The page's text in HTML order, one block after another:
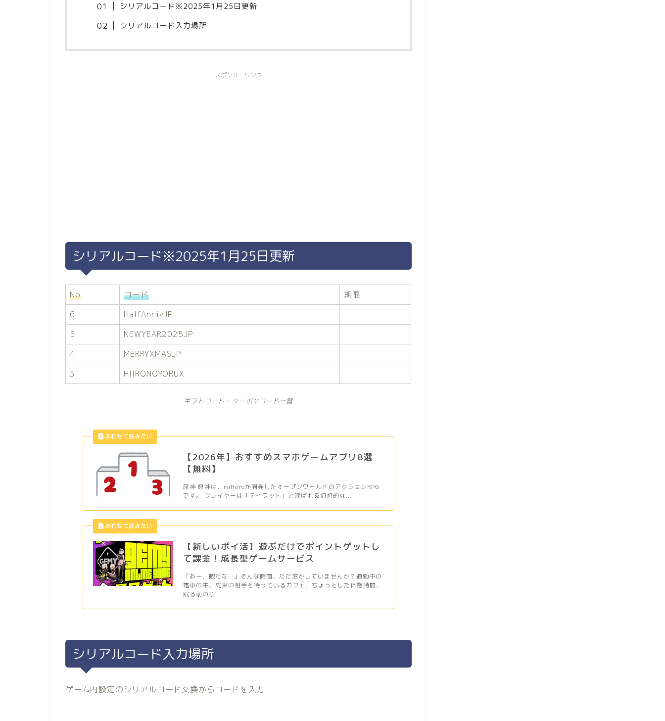
シリアルコード※2025年1月25日更新
シリアルコード入力場所
スポンサーリンク
シリアルコード※2025年1月25日更新
No コード
期限
6
HalfAnnivJP
5
NEWYEAR2025JP
4
MERRYXMASJP
3
HIIRONOYORUX
ギフトコード・クーポンコード一覧
【2026年】おすすめスマホゲームアプリ8選
【無料】
原神 原神は、miHoYoが開発したオープンワールドのアクションRPG
です。 プレイヤーは「テイワット」と呼ばれる幻想的な...
【新しいポイ活】遊ぶだけでポイントゲットし
て課金！成長型ゲームサービス
「あー、暇だな…」そんな時間、ただ溶かしていませんか？通勤中の
電車の中、約束の相手を待っているカフェ、ちょっとした休憩時間、
眠る前のひ...
シリアルコード入力場所
ゲーム内設定のシリアルコード交換からコードを入力